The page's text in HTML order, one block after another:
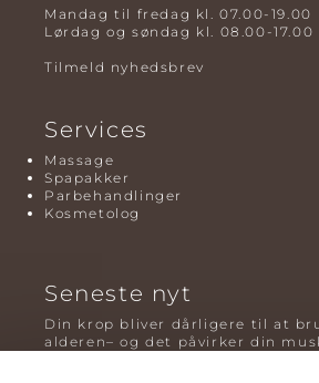
Mandag til fredag kl. 07.00-19.00
Lørdag og søndag kl. 08.00-17.00
Tilmeld nyhedsbrev
Services
Massage
Spapakker
Parbehandlinger
Kosmetolog
Seneste nyt
Din krop bliver dårligere til at
alderen– og det påvirker din